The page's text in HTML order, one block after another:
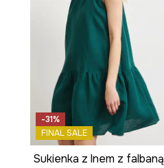
-31%
FINAL SALE
Sukienka z lnem z falbaną